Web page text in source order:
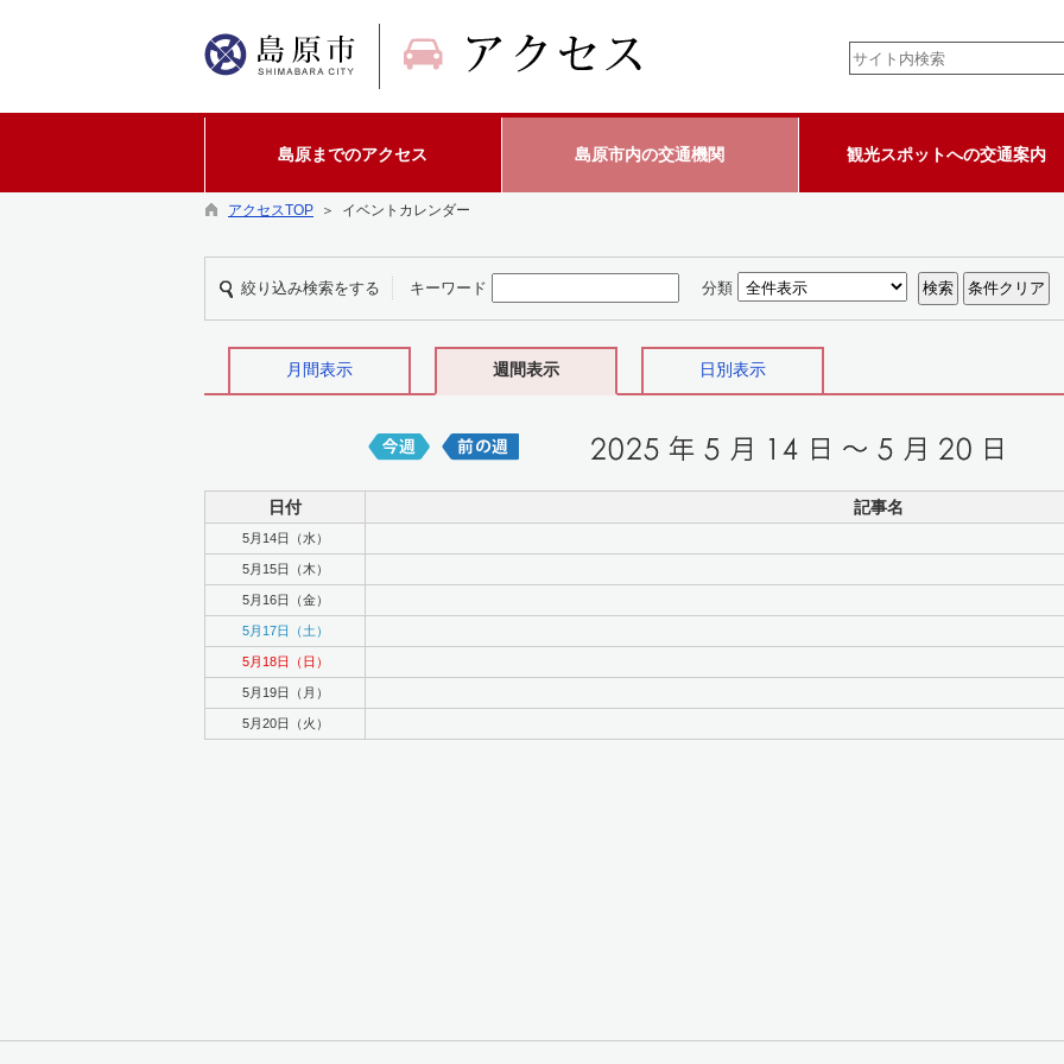
島原までのアクセス 島原市内の交通機関 観光スポットへの交通案内
アクセスTOP ＞ イベントカレンダー
絞り込み検索をする キーワード 分類
月間表示 週間表示 日別表示
日付 記事名
5月14日（水）
5月15日（木）
5月16日（金）
5月17日（土）
5月18日（日）
5月19日（月）
5月20日（火）